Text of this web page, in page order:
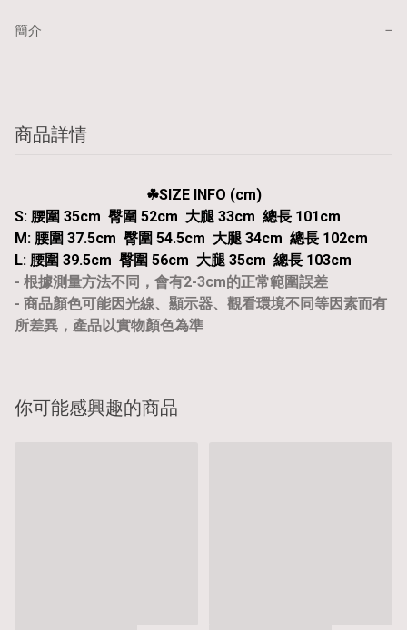
簡介 −
商品詳情
☘︎SIZE INFO (cm)
S: 腰圍 35cm 臀圍 52cm 大腿 33cm 總長 101cm
M: 腰圍 37.5cm 臀圍 54.5cm 大腿 34cm 總長 102cm
L: 腰圍 39.5cm 臀圍 56cm 大腿 35cm 總長 103cm
- 根據測量方法不同，會有2-3cm的正常範圍誤差
- 商品顏色可能因光線、顯示器、觀看環境不同等因素而有
所差異，產品以實物顏色為準
你可能感興趣的商品